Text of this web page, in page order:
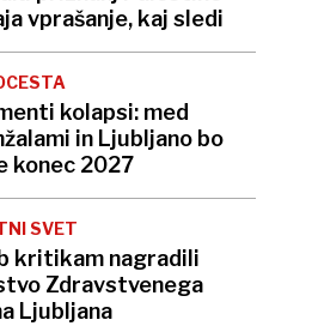
vprašanje, kaj sledi
kolapsi: med
in Ljubljano bo
konec 2027
SVET
kritikam nagradili
Zdravstvenega
Ljubljana